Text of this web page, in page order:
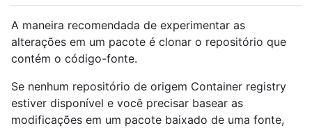
A maneira recomendada de experimentar as
alterações em um pacote é clonar o repositório que
contém o código-fonte.
Se nenhum repositório de origem Container registry
estiver disponível e você precisar basear as
modificações em um pacote baixado de uma fonte,